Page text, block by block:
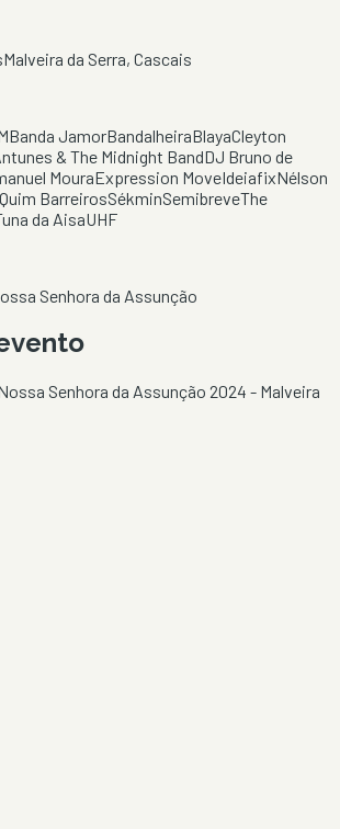
Malveira da Serra, Cascais
Banda JamorBandalheiraBlayaCleyton
& The Midnight BandDJ Bruno de
MouraExpression MoveIdeiafixNélson
Quim BarreirosSékminSemibreveThe
da AisaUHF
Senhora da Assunção
Senhora da Assunção 2024 - Malveira